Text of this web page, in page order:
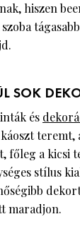
hiszen
SOK
és
teremt,
főleg a kicsi
stílus
maradjon.